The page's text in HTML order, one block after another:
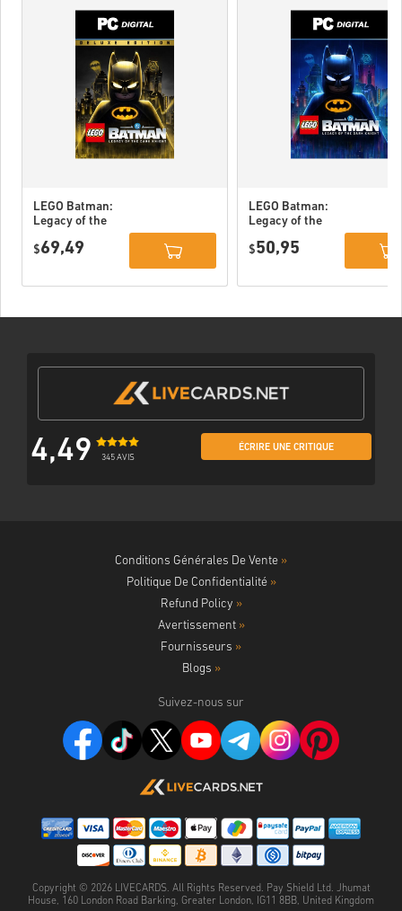
LEGO Batman:
Legacy of the
Deluxe Edition
$69,49
LEGO Batman:
Legacy of the
(STEAM) EU
$50,95
4,49 345 AVIS
ÉCRIRE UNE CRITIQUE
Conditions Générales De Vente »
Politique De Confidentialité »
Refund Policy »
Avertissement »
Fournisseurs »
Blogs »
Suivez-nous sur
Copyright © 2026 LIVECARDS. All Rights Reserved. Pay Shield Ltd. Jhumat
House, 160 London Road Barking, Greater London, IG11 8BB, United Kingdom